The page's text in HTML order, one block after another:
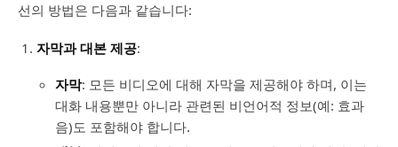
선의 방법은 다음과 같습니다:
자막과 대본 제공:
자막: 모든 비디오에 대해 자막을 제공해야 하며, 이는
대화 내용뿐만 아니라 관련된 비언어적 정보(예: 효과
음)도 포함해야 합니다.